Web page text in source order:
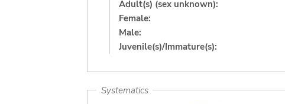
Adult(s) (sex unknown):
Female:
Male:
Juvenile(s)/Immature(s):
Systematics